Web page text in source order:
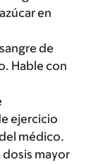
en
de
Hable con
ejercicio
médico.
dosis mayor